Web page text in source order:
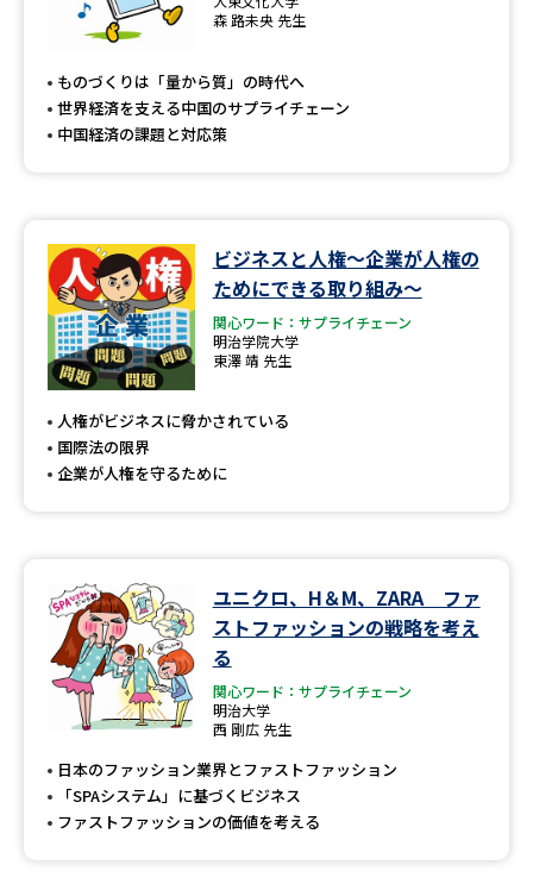
森 路未央 先生
ものづくりは「量から質」の時代へ
世界経済を支える中国のサプライチェーン
中国経済の課題と対応策
ビジネスと人権～企業が人権の
ためにできる取り組み～
関心ワード：サプライチェーン
明治学院大学
東澤 靖 先生
人権がビジネスに脅かされている
国際法の限界
企業が人権を守るために
ユニクロ、H＆M、ZARA ファ
ストファッションの戦略を考え
る
関心ワード：サプライチェーン
明治大学
西 剛広 先生
日本のファッション業界とファストファッション
「SPAシステム」に基づくビジネス
ファストファッションの価値を考える